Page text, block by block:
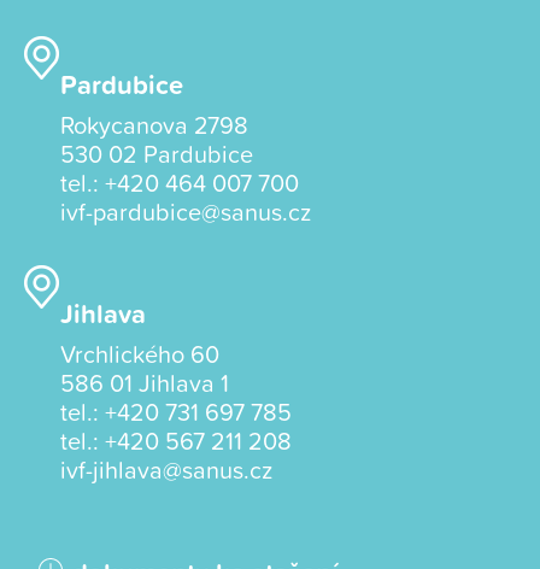
Pardubice
Rokycanova 2798
530 02 Pardubice
tel.: +420 464 007 700
ivf-pardubice@sanus.cz
Jihlava
Vrchlického 60
586 01 Jihlava 1
tel.: +420 731 697 785
tel.: +420 567 211 208
ivf-jihlava@sanus.cz